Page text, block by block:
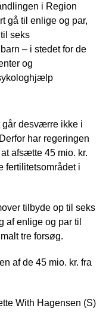
i Region
gå til enlige og par,
seks
– i stedet for de
og
går desværre ikke i
har regeringen
afsætte 45 mio. kr.
fertilitetsområdet i
tilbyde op til seks
af enlige og par til
tre forsøg.
af de 45 mio. kr. fra
With Hagensen (S)